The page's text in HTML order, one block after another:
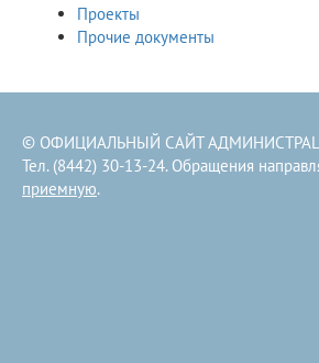
Проекты
Прочие документы
© ОФИЦИАЛЬНЫЙ САЙТ
Тел. (8442) 30-13-24. Обращения
приемную.